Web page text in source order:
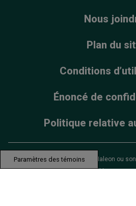
Nous
Plan du
Conditions
Énoncé de
Politique relative
© 2025 Groupe de sociétés Haleon ou
Paramètres des témoins